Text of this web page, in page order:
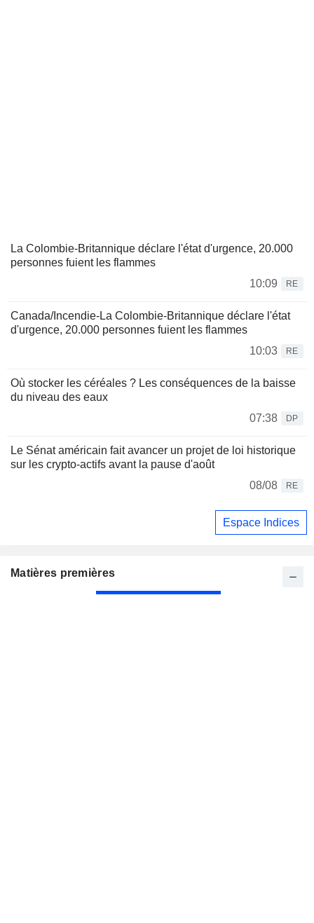
La Colombie-Britannique déclare l'état d'urgence, 20.000
personnes fuient les flammes
10:09
RE
Canada/Incendie-La Colombie-Britannique déclare l'état
d'urgence, 20.000 personnes fuient les flammes
10:03
RE
Où stocker les céréales ? Les conséquences de la baisse
du niveau des eaux
07:38
DP
Le Sénat américain fait avancer un projet de loi historique
sur les crypto-actifs avant la pause d'août
08/08
RE
Espace Indices
Matières premières